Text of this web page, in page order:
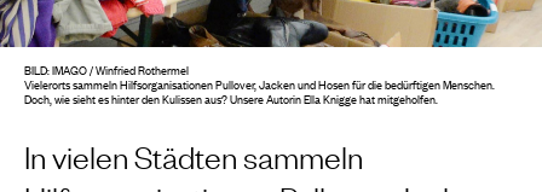
In vielen Städten sammeln
BILD: IMAGO / Winfried Rothermel
Vielerorts sammeln Hilfsorganisationen Pullover, Jacken und Hosen für die bedürftigen Menschen.
Doch, wie sieht es hinter den Kulissen aus? Unsere Autorin Ella Knigge hat mitgeholfen.